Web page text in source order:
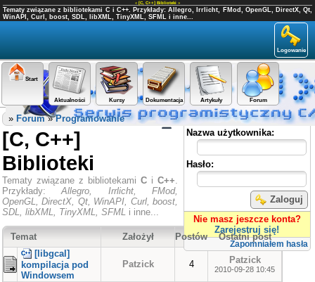
« [C, C++] Biblioteki »
Tematy związane z bibliotekami C i C++. Przykłady: Allegro, Irrlicht, FMod, OpenGL, DirectX, Qt,
WinAPI, Curl, boost, SDL, libXML, TinyXML, SFML i inne...
Logowanie
Start
Aktualności Kursy Dokumentacja Artykuły Forum
Panel użytkownika
Nazwa użytkownika:
Hasło:
Zaloguj
Nie masz jeszcze konta?
Zarejestruj się!
Zapomniałem hasła
» Forum»Programowanie
[C, C++]
Biblioteki
Tematy związane z bibliotekami C i C++.
Przykłady:Allegro, Irrlicht, FMod,
OpenGL, DirectX, Qt, WinAPI, Curl, boost,
SDL, libXML, TinyXML, SFML i inne...
Temat Założył Postów
Ostatni post
[libgcal]
kompilacja pod
Windowsem
Patzick 4 Patzick
2010-09-28 10:45